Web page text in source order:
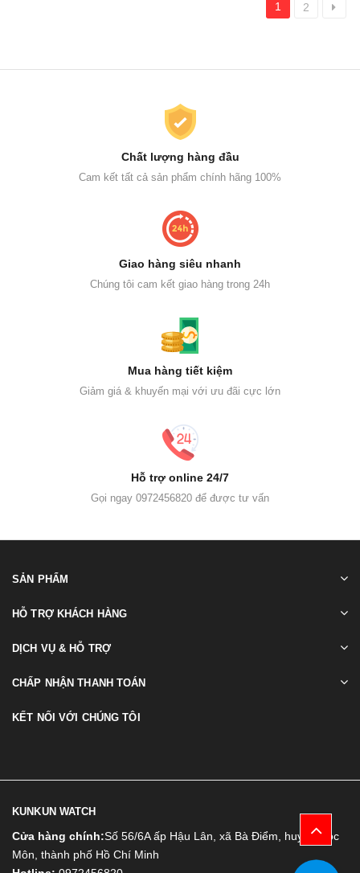
1 2
Chất lượng hàng đầu
Cam kết tất cả sản phẩm chính hãng 100%
Giao hàng siêu nhanh
Chúng tôi cam kết giao hàng trong 24h
Mua hàng tiết kiệm
Giảm giá & khuyến mại với ưu đãi cực lớn
Hỗ trợ online 24/7
Gọi ngay 0972456820 để được tư vấn
SẢN PHẨM
HỖ TRỢ KHÁCH HÀNG
DỊCH VỤ & HỖ TRỢ
CHẤP NHẬN THANH TOÁN
KẾT NỐI VỚI CHÚNG TÔI
KUNKUN WATCH
Cửa hàng chính:Số 56/6A ấp Hậu Lân, xã Bà Điểm, huyện Hóc
Môn, thành phố Hồ Chí Minh